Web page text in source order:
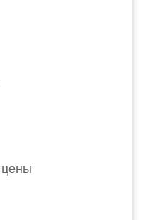
Музеи — расписание и цены